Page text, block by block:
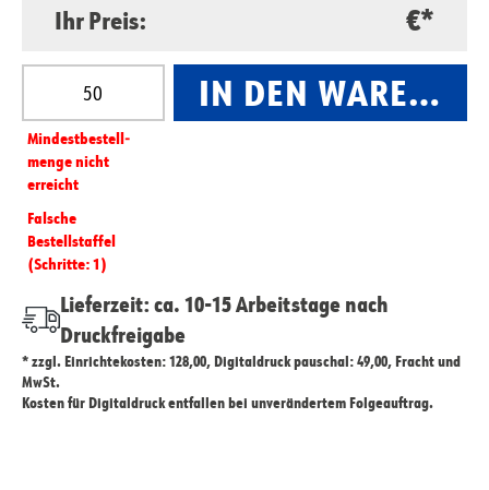
2,98 €
Ihr Preis: €*
Produkt Anzahl: Gib den gewünschten Wert ein
Mindest­­bestell­­
menge nicht
erreicht
Falsche
Bestellstaffel
(Schritte: 1)
IN DEN
Lieferzeit: ca. 10-15 Arbeitstage nach
Druckfreigabe
* zzgl. Einrichtekosten: 128,00, Digitaldruck pauschal: 49,00, Fracht und
MwSt.
Kosten für Digitaldruck entfallen bei unverändertem Folgeauftrag.